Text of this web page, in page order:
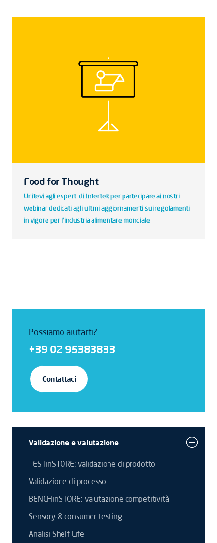
Food for Thought
Unitevi agli esperti di Intertek per partecipare ai nostri
webinar dedicati agli ultimi aggiornamenti sui regolamenti
in vigore per l’industria alimentare mondiale
Possiamo aiutarti?
+39 02 95383833
Contattaci
Validazione e valutazione
TESTinSTORE: validazione di prodotto
Validazione di processo
BENCHinSTORE: valutazione competitività
Sensory & consumer testing
Analisi Shelf Life